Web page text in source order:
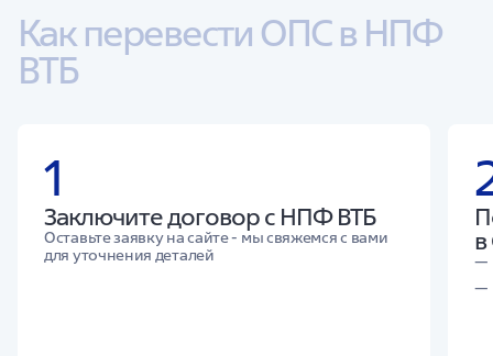
Как перевести ОПС в НПФ
ВТБ
1
Заключите договор с НПФ ВТБ
Оставьте заявку на сайте - мы свяжемся с вами
для уточнения деталей